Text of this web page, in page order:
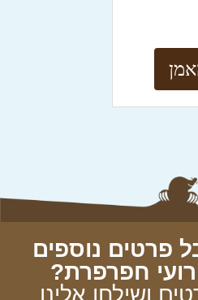
פרטים נוספים
חפרפרת?
ושילחו אלינו